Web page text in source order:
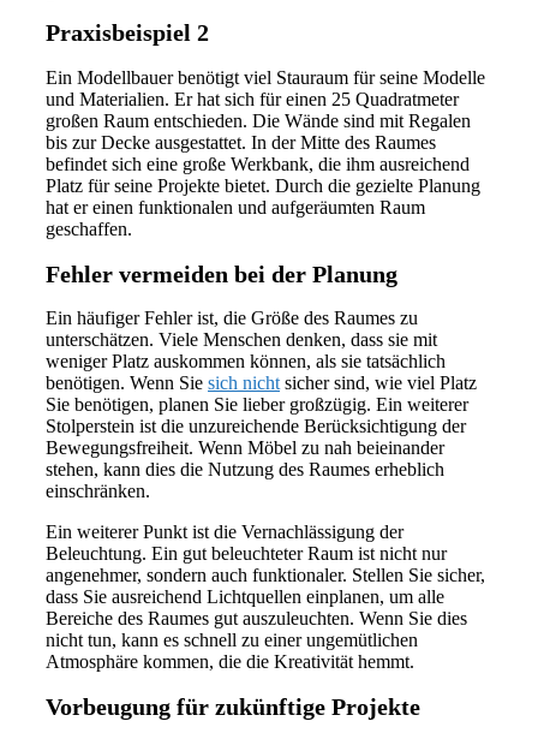
Praxisbeispiel 2
Ein Modellbauer benötigt viel Stauraum für seine Modelle
und Materialien. Er hat sich für einen 25 Quadratmeter
großen Raum entschieden. Die Wände sind mit Regalen
bis zur Decke ausgestattet. In der Mitte des Raumes
befindet sich eine große Werkbank, die ihm ausreichend
Platz für seine Projekte bietet. Durch die gezielte Planung
hat er einen funktionalen und aufgeräumten Raum
geschaffen.
Fehler vermeiden bei der Planung
Ein häufiger Fehler ist, die Größe des Raumes zu
unterschätzen. Viele Menschen denken, dass sie mit
weniger Platz auskommen können, als sie tatsächlich
benötigen. Wenn Sie sich nicht sicher sind, wie viel Platz
Sie benötigen, planen Sie lieber großzügig. Ein weiterer
Stolperstein ist die unzureichende Berücksichtigung der
Bewegungsfreiheit. Wenn Möbel zu nah beieinander
stehen, kann dies die Nutzung des Raumes erheblich
einschränken.
Ein weiterer Punkt ist die Vernachlässigung der
Beleuchtung. Ein gut beleuchteter Raum ist nicht nur
angenehmer, sondern auch funktionaler. Stellen Sie sicher,
dass Sie ausreichend Lichtquellen einplanen, um alle
Bereiche des Raumes gut auszuleuchten. Wenn Sie dies
nicht tun, kann es schnell zu einer ungemütlichen
Atmosphäre kommen, die die Kreativität hemmt.
Vorbeugung für zukünftige Projekte